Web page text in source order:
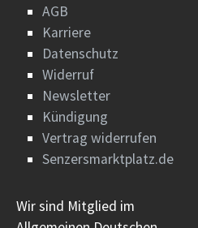
AGB
Karriere
Datenschutz
Widerruf
Newsletter
Kündigung
Vertrag widerrufen
Senzersmarktplatz.de
Wir sind Mitglied im